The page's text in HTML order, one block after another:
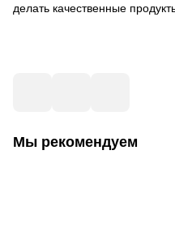
делать качественные
Мы рекомендуем